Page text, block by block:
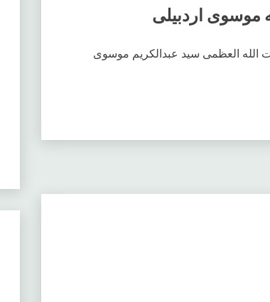
موسوی اردبیلی
الله العظمی سید عبدالکریم موسوی